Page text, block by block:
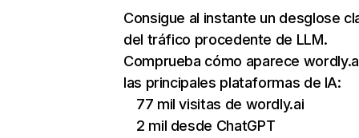
Consigue al instante un desglose
del tráfico procedente de LLM.
Comprueba cómo aparece
las principales plataformas de IA:
77 mil visitas de wordly.ai
2 mil desde ChatGPT